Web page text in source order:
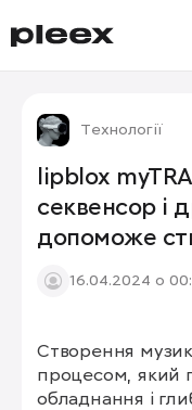
Технології
lipblox
секвенсор і
допоможе
16.04.2024 о
Створення
процесом, який
обладнання і